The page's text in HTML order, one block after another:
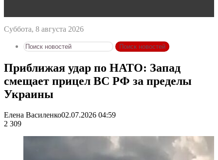
Суббота, 8 августа 2026
Поиск новостей
Приближая удар по НАТО: Запад
смещает прицел ВС РФ за пределы
Украины
Елена Василенко02.07.2026 04:59
2 309